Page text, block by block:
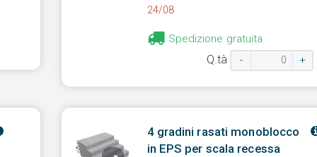
24/08
Spedizione gratuita
Q.tà - +
4 gradini rasati monoblocco
in EPS per scala recessa